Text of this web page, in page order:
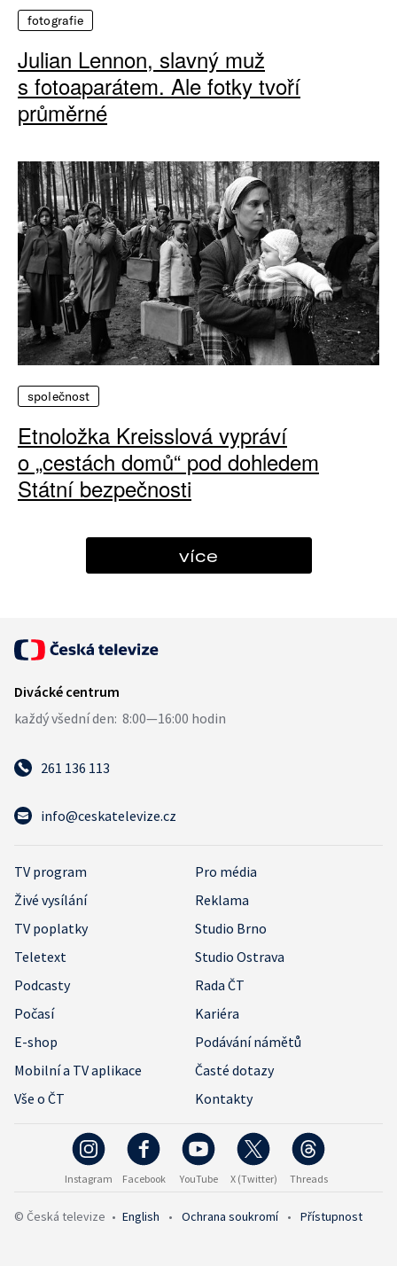
fotografie
Julian Lennon, slavný muž
s fotoaparátem. Ale fotky tvoří
průměrné
společnost
Etnoložka Kreisslová vypráví
o „cestách domů“ pod dohledem
Státní bezpečnosti
více
261 136 113
info@ceskatelevize.cz
TV program
Pro média
Živé vysílání
Reklama
TV poplatky
Studio Brno
Teletext
Studio Ostrava
Podcasty
Rada ČT
Počasí
Kariéra
E-shop
Podávání námětů
Mobilní a TV aplikace
Časté dotazy
Vše o ČT
Kontakty
Instagram Facebook YouTube X (Twitter) Threads
© Česká televize • English • Ochrana soukromí • Přístupnost